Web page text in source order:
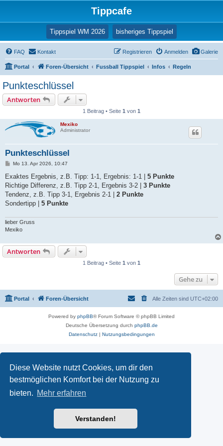
Diese Website nutzt Cookies, um dir den
bestmöglichen Komfort bei der Nutzung zu
bieten. Mehr erfahren
Verstanden!
Tippcafe
Tippspiel WM 2026 bisheriges Tippspiel
Galerie
FAQ Kontakt Anmelden
Registrieren
Portal Foren-Übersicht Fussball Tippspiel Infos Regeln
Punkteschlüssel
Antworten
1 Beitrag • Seite 1 von 1
Mexiko
Administrator
Punkteschlüssel
B
i
r
a
Mo 13. Apr 2026, 10:47
Exaktes Ergebnis, z.B. Tipp: 1-1, Ergebnis: 1-1 | 5 Punkte
Richtige Differenz, z.B. Tipp 2-1, Ergebnis 3-2 | 3 Punkte
Tendenz, z.B. Tipp 3-1, Ergebnis 2-1 | 2 Punkte
Sondertipp | 5 Punkte
lieber Gruss
Mexiko
Antworten
1 Beitrag • Seite 1 von 1
Gehe zu
Portal Foren-Übersicht Alle Zeiten sind UTC+02:00
Powered by phpBB® Forum Software © phpBB Limited
Deutsche Übersetzung durch phpBB.de
Datenschutz| Nutzungsbedingungen